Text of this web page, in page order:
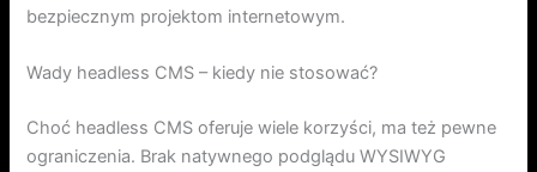
bezpiecznym projektom internetowym.
Wady headless CMS – kiedy nie stosować?
Choć headless CMS oferuje wiele korzyści, ma też pewne
ograniczenia. Brak natywnego podglądu WYSIWYG